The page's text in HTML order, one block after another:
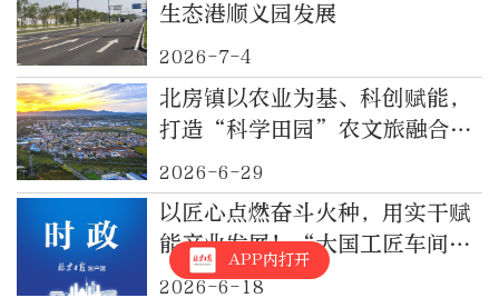
生态港顺义园发展
2026-7-4
北房镇以农业为基、科创赋能，
打造“科学田园”农文旅融合示
范区
2026-6-29
以匠心点燃奋斗火种，用实干赋
能产业发展！“大国工匠车间开
讲”走进北京北方车辆集团
2026-6-18
APP内打开